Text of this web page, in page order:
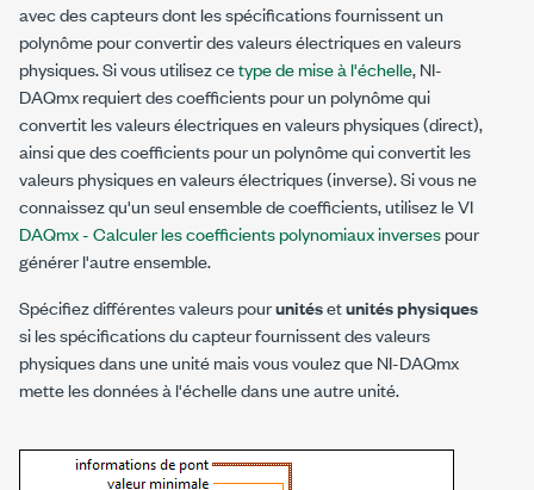
avec des capteurs dont les spécifications fournissent un
polynôme pour convertir des valeurs électriques en valeurs
physiques. Si vous utilisez cetype de mise à l'échelle, NI-
DAQmx requiert des coefficients pour un polynôme qui
convertit les valeurs électriques en valeurs physiques (direct),
ainsi que des coefficients pour un polynôme qui convertit les
valeurs physiques en valeurs électriques (inverse). Si vous ne
connaissez qu'un seul ensemble de coefficients, utilisez le VI
DAQmx - Calculer les coefficients polynomiaux inversespour
générer l'autre ensemble.
Spécifiez différentes valeurs pourunitésetunités physiques
si les spécifications du capteur fournissent des valeurs
physiques dans une unité mais vous voulez que NI-DAQmx
mette les données à l'échelle dans une autre unité.